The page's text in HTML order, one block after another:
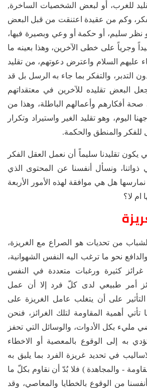
للغرب، أو لبعض الشخصيات الساخرة,
وكم من عقيدة اعتنقت من قبل البعض
نظر سليم، أو حكمة أو وعي وبصيرة فيها،
وجرياً على خطى الآخرين، وهذا بعينه ما
عليهم السلام واعترض دعوتهم، من تقليد
التدبر، والتفكر بما جاء به الرسل بل قد
البعض تقليده للآخرين في معتقداتهم
صحة أفكارهم وأعمالهم الباطلة، وهذا من
اليوم، وهو تقليد الغير واستيراد وتكرار
للفكر والمنطق والحكمة.
يكون تقليدنا سليماً أن نعمل العقل الفكر
ذواتنا، ونسأل أنفسنا عن المحتوى الذي
نمارسها هل هي موافقة لهذه الأمور الأربعة
ام لا؟
من تحديات هو الصراع مع الغريزة،
نحو ما ترغب اليه النفس الشهوانية،
غرائز كثيرة ورغبات متعددة في النفس
أمر طبيعي لدى كلّ فرد إلا أن عمل
على أن يتغلب عامل الغريزة على
أهمية المقاومة لتلك الغرائز، فنحن
مليء بكل الأدوات، والوسائل التي تحفز
به إلى الوقوع بالمعصية أو الاخطاء
في تحديد غريزة الفرد بما يليق به
- والمجاهدة ) فلا بُدّ أن نقاوم بكلّ ما
من الوقوع بالخطايا والمعاصي، وقد